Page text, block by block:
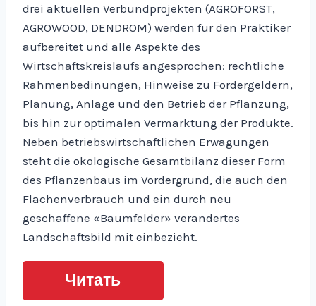
drei aktuellen Verbundprojekten (AGROFORST,
AGROWOOD, DENDROM) werden fur den Praktiker
aufbereitet und alle Aspekte des
Wirtschaftskreislaufs angesprochen: rechtliche
Rahmenbedinungen, Hinweise zu Fordergeldern,
Planung, Anlage und den Betrieb der Pflanzung,
bis hin zur optimalen Vermarktung der Produkte.
Neben betriebswirtschaftlichen Erwagungen
steht die okologische Gesamtbilanz dieser Form
des Pflanzenbaus im Vordergrund, die auch den
Flachenverbrauch und ein durch neu
geschaffene «Baumfelder» verandertes
Landschaftsbild mit einbezieht.
Читать